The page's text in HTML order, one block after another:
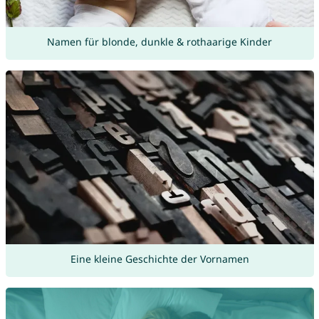
Namen für blonde, dunkle & rothaarige Kinder
Eine kleine Geschichte der Vornamen